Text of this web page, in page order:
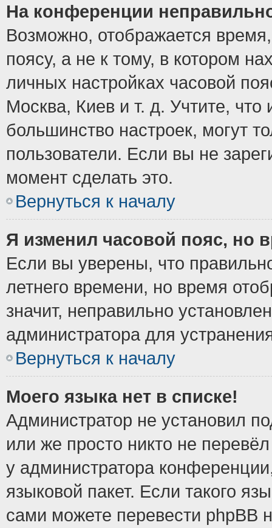
На конференции
Возможно, отображается
поясу, а не к тому, в котором
личных настройках часовой
Москва, Киев и т. д. Учтите, что
большинство настроек, могут
пользователи. Если вы не
момент сделать это.
Вернуться к началу
Я изменил часовой пояс, но
Если вы уверены, что
летнего времени, но время
значит, неправильно
администратора для
Вернуться к началу
Моего языка нет в списке!
Администратор не установил
или же просто никто не
у администратора
языковой пакет. Если такого
сами можете перевести phpBB